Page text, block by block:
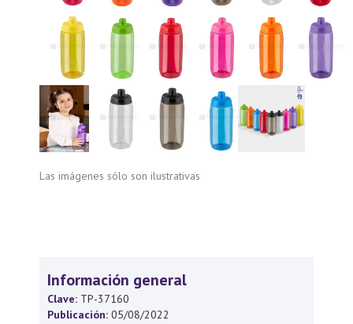
Las imágenes sólo son ilustrativas
Información general
Clave: TP-37160
Publicación: 05/08/2022